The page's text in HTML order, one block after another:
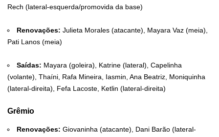
Rech (lateral-esquerda/promovida da base)
Renovações:Julieta Morales (atacante), Mayara Vaz (meia),
Pati Lanos (meia)
Saídas: Mayara (goleira), Katrine (lateral), Capelinha
(volante), Thaíni, Rafa Mineira, Iasmin, Ana Beatriz, Moniquinha
(lateral-direita), Fefa Lacoste, Ketlin (lateral-direita)
Grêmio
Renovações:Giovaninha (atacante), Dani Barão (lateral-